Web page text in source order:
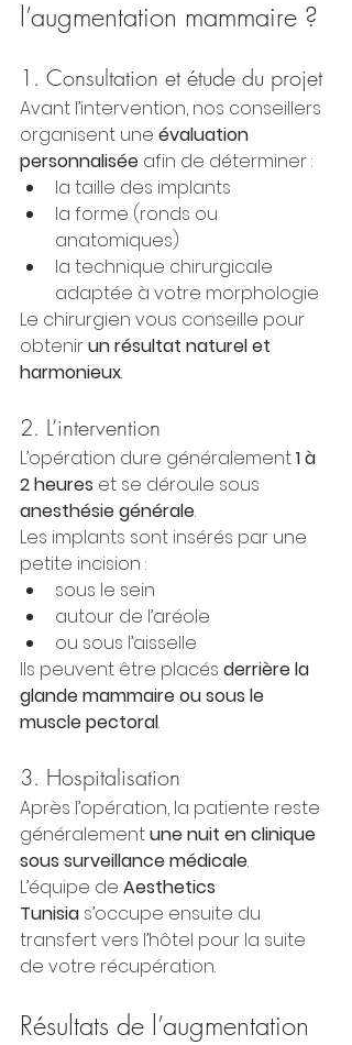
l’augmentation mammaire ?
1. Consultation et étude du projet
Avant l’intervention, nos conseillers
organisent une évaluation
personnalisée afin de déterminer :
la taille des implants
la forme (ronds ou
anatomiques)
la technique chirurgicale
adaptée à votre morphologie
Le chirurgien vous conseille pour
obtenir un résultat naturel et
harmonieux.
2. L’intervention
L’opération dure généralement 1 à
2 heures et se déroule sous
anesthésie générale.
Les implants sont insérés par une
petite incision :
sous le sein
autour de l’aréole
ou sous l’aisselle
Ils peuvent être placés derrière la
glande mammaire ou sous le
muscle pectoral.
3. Hospitalisation
Après l’opération, la patiente reste
généralement une nuit en clinique
sous surveillance médicale.
L’équipe de Aesthetics
Tunisia s’occupe ensuite du
transfert vers l’hôtel pour la suite
de votre récupération.
Résultats de l’augmentation